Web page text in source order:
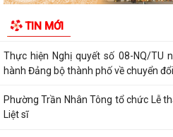
TIN MỚI
tìm kiếm, quy tập và xác định...
Thực hiện Nghị quyết số 08-NQ/TU
hành Đảng bộ thành phố về chuyển
Phường Trần Nhân Tông tổ chức Lễ
Liệt sĩ